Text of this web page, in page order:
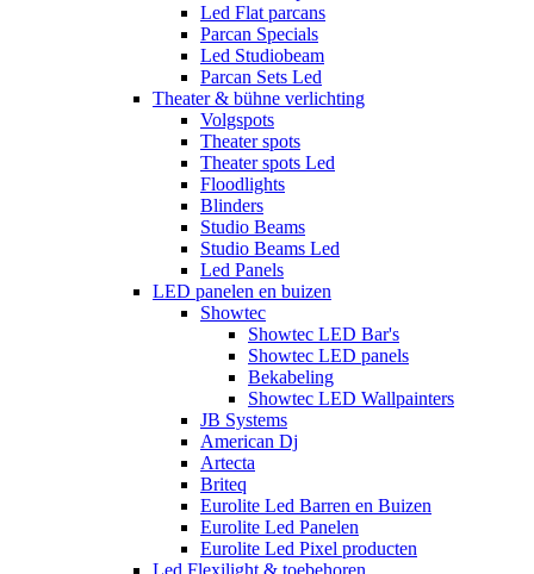
Led Flat parcans
Parcan Specials
Led Studiobeam
Parcan Sets Led
Theater & bühne verlichting
Volgspots
Theater spots
Theater spots Led
Floodlights
Blinders
Studio Beams
Studio Beams Led
Led Panels
LED panelen en buizen
Showtec
Showtec LED Bar's
Showtec LED panels
Bekabeling
Showtec LED Wallpainters
JB Systems
American Dj
Artecta
Briteq
Eurolite Led Barren en Buizen
Eurolite Led Panelen
Eurolite Led Pixel producten
Led Flexilight & toebehoren